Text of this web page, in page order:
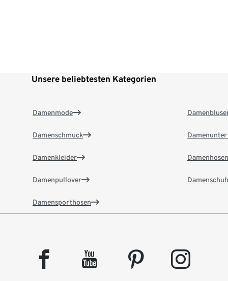
Unsere beliebtesten Kategorien
Damenmode
Damenschmuck
Damenkleider
Damenpullover
Damensporthosen
Damenhosen
facebook youtube pinterest instagram